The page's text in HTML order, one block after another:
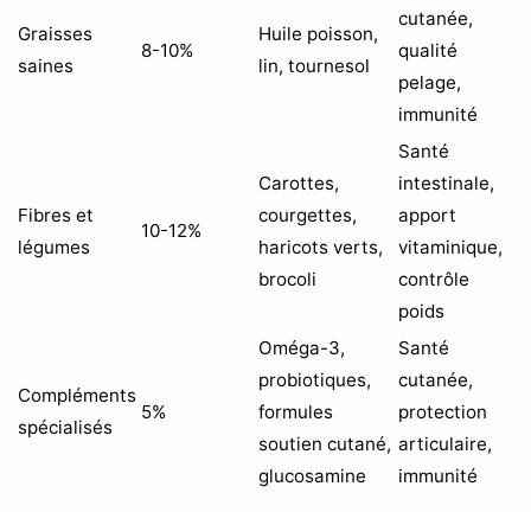
Graisses
saines
8-10%
Huile poisson,
lin, tournesol
cutanée,
qualité
pelage,
immunité
Fibres et
légumes
10-12%
Carottes,
courgettes,
haricots verts,
brocoli
Santé
intestinale,
apport
vitaminique,
contrôle
poids
Compléments
spécialisés
5%
Oméga-3,
probiotiques,
formules
soutien cutané,
glucosamine
Santé
cutanée,
protection
articulaire,
immunité